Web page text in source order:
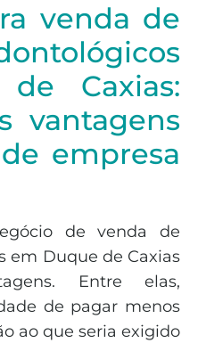
venda de
Caxias:
vantagens
empresa
de venda de
em Duque de Caxias
Entre elas,
de pagar menos
ao que seria exigido